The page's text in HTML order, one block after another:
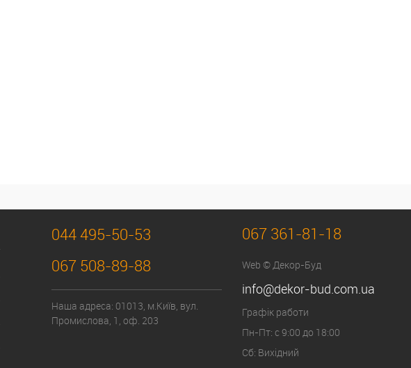
044 495-50-53
067 508-89-88
Наша адреса: 01013, м.Київ, вул.
Промислова, 1, оф. 203
067 361-81-18
Web © Декор-Буд
info@dekor-bud.com.ua
Графік работи
Пн-Пт: с 9:00 до 18:00
Сб: Вихідний